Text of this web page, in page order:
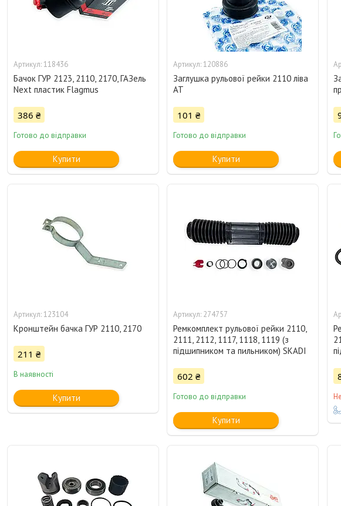
118436
Бачок ГУР 2123, 2110, 2170, ГАЗель
Next пластик Flagmus
386 ₴
Готово до відправки
Купити
120886
Заглушка рульової рейки 2110 ліва
AT
101 ₴
Готово до відправки
Купити
123104
Кронштейн бачка ГУР 2110, 2170
211 ₴
В наявності
Купити
274757
Ремкомплект рульової рейки 2110,
2111, 2112, 1117, 1118, 1119 (з
підшипником та пильником) SKADI
602 ₴
Готово до відправки
Купити